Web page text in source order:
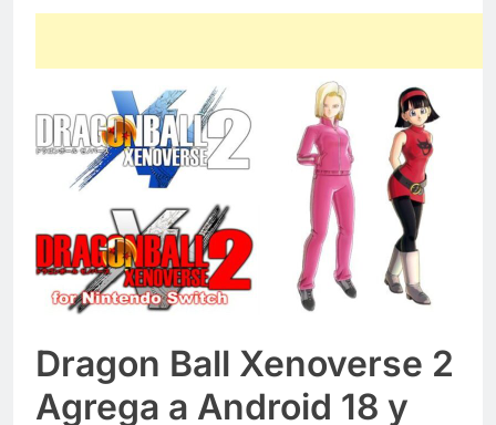
Dragon Ball Xenoverse 2
Agrega a Android 18 y